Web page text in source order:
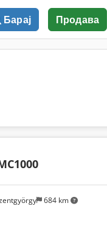
Барај Продава
684 km